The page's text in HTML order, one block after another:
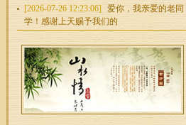
[2026-07-26 12:23:06]
爱你，我亲爱的老同
学！感谢上天赐予我们的